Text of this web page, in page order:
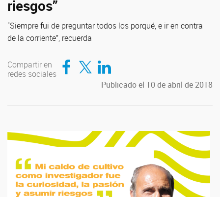
riesgos”
"Siempre fui de preguntar todos los porqué, e ir en contra
de la corriente”, recuerda
Compartir en
redes sociales
Compartir en Facebook
Compartir en TwitterCompartir en LinkedIn
Publicado el 10 de abril de 2018